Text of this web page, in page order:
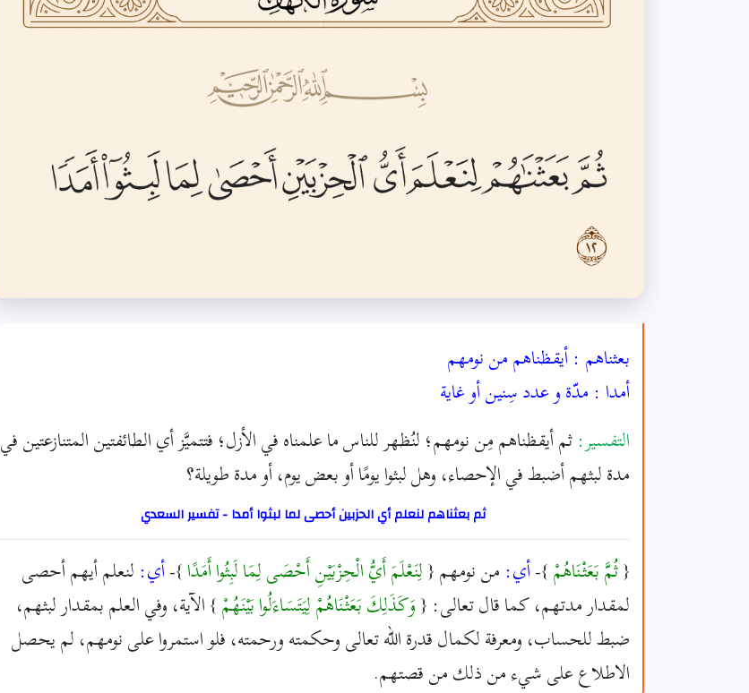
بعثناهم : أيقظناهم من نومهم
أمدا : مدّة و عدد سِنين أو غاية
التفسير:ثم أيقظناهم مِن نومهم؛ لنُظهر للناس ما علمناه في الأزل؛ فتتميَّز أي الطائفتين المتنازعتين في
مدة لبثهم أضبط في الإحصاء، وهل لبثوا يومًا أو بعض يوم، أو مدة طويلة؟
ثم بعثناهم لنعلم أي الحزبين أحصى لما لبثوا أمدا - تفسير السعدي
{ثُمَّ بَعَثْنَاهُمْ}-أي: من نومهم {لِنَعْلَمَ أَيُّ الْحِزْبَيْنِ أَحْصَى لِمَا لَبِثُوا أَمَدًا}-أي: لنعلم أيهم أحصى
لمقدار مدتهم، كما قال تعالى: {وَكَذَلِكَ بَعَثْنَاهُمْ لِيَتَسَاءَلُوا بَيْنَهُمْ} الآية، وفي العلم بمقدار لبثهم،
ضبط للحساب، ومعرفة لكمال قدرة الله تعالى وحكمته ورحمته، فلو استمروا على نومهم، لم يحصل
الاطلاع على شيء من ذلك من قصتهم.